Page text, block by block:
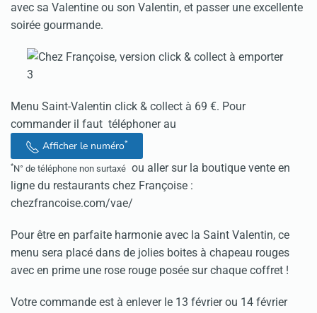
avec sa Valentine ou son Valentin, et passer une excellente
soirée gourmande.
Menu Saint-Valentin click & collect à 69 €. Pour
commander il faut téléphoner au
Afficher le numéro*
*N° de téléphone non surtaxé ou aller sur la boutique vente en
ligne du restaurants chez Françoise :
chezfrancoise.com/vae/
Pour être en parfaite harmonie avec la Saint Valentin, ce
menu sera placé dans de jolies boites à chapeau rouges
avec en prime une rose rouge posée sur chaque coffret !
Votre commande est à enlever le 13 février ou 14 février